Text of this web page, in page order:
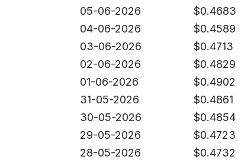
05-06-2026
$0.4683
04-06-2026
$0.4589
03-06-2026
$0.4713
02-06-2026
$0.4829
01-06-2026
$0.4902
31-05-2026
$0.4861
30-05-2026
$0.4854
29-05-2026
$0.4723
28-05-2026
$0.4732